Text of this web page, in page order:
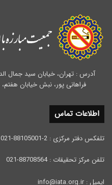
آدرس : تهران، خیابان سید جمال
فراهانی پور، نبش خیابان هفتم، پلاک ۴ - کد پستی :
اطلاعات تماس
تلفکس دفتر مرکزی : 2-88105001-021
تلفن مرکز تحقیقات : 88708564-021
ایمیل : info@iata.org.ir